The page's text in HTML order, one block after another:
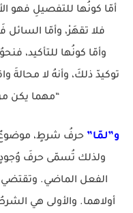
أمّا كونُها للتفصيلِ فهو
فلا تقهَرْ، وأمّا
وأمّا كونُها للتأكيد،
توكيدّ ذلكَ، وأنهُ لا محالةَ
“مهما يكن
و”لمّا” حرفُ شرطٍ، موضوعٌ
ولذلك تُسمّى حرفَ
الفعل الماضي. وتقتضي
أولاهما. والأولى هي